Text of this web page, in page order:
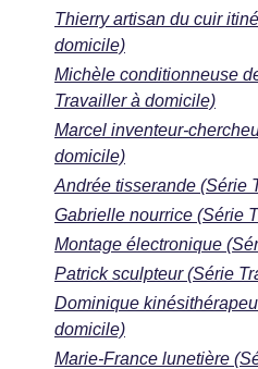
Thierry artisan du cuir
domicile)
Michèle conditionneuse
Travailler à domicile)
Marcel inventeur-
domicile)
Andrée tisserande (Série
Gabrielle nourrice (Série
Montage électronique
Patrick sculpteur (Série
Dominique
domicile)
Marie-France lunetière